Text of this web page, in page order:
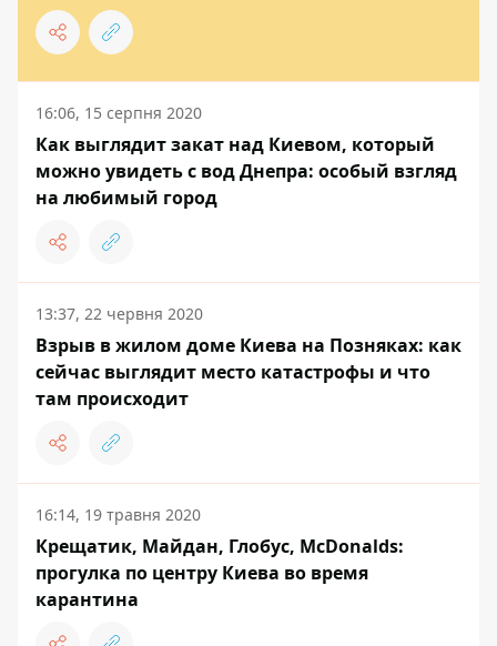
16:06, 15 серпня 2020
Как выглядит закат над Киевом, который
можно увидеть с вод Днепра: особый взгляд
на любимый город
13:37, 22 червня 2020
Взрыв в жилом доме Киева на Позняках: как
сейчас выглядит место катастрофы и что
там происходит
16:14, 19 травня 2020
Крещатик, Майдан, Глобус, McDonalds:
прогулка по центру Киева во время
карантина